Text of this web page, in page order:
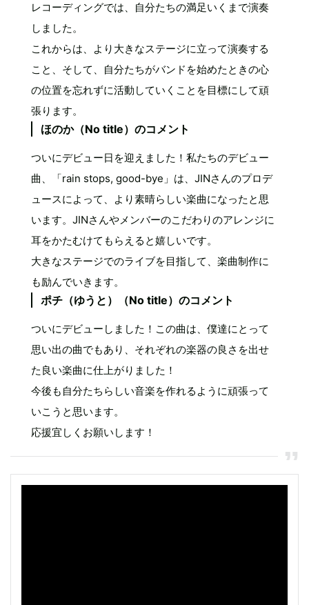
レコーディングでは、自分たちの満足いくまで演奏
しました。
これからは、より大きなステージに立って演奏する
こと、そして、自分たちがバンドを始めたときの心
の位置を忘れずに活動していくことを目標にして頑
張ります。
ほのか（No title）のコメント
ついにデビュー日を迎えました！私たちのデビュー
曲、「rain stops, good-bye」は、JINさんのプロデ
ュースによって、より素晴らしい楽曲になったと思
います。JINさんやメンバーのこだわりのアレンジに
耳をかたむけてもらえると嬉しいです。
大きなステージでのライブを目指して、楽曲制作に
も励んでいきます。
ポチ（ゆうと）（No title）のコメント
ついにデビューしました！この曲は、僕達にとって
思い出の曲でもあり、それぞれの楽器の良さを出せ
た良い楽曲に仕上がりました！
今後も自分たちらしい音楽を作れるように頑張って
いこうと思います。
応援宜しくお願いします！